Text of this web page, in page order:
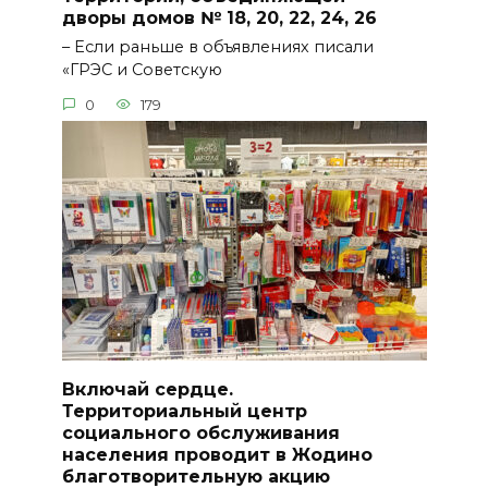
дворы домов № 18, 20, 22, 24, 26
– Если раньше в объявлениях писали
«ГРЭС и Советскую
0 179
Включай сердце.
Территориальный центр
социального обслуживания
населения проводит в Жодино
благотворительную акцию